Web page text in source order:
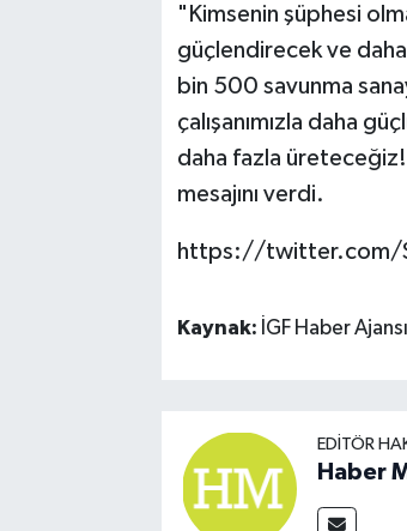
"Kimsenin şüphesi
güçlendirecek ve daha
bin 500 savunma
çalışanımızla daha
daha fazla
mesajını verdi.
https://twitter.com/
Kaynak: İGF Haber Ajansı
EDITÖR
Haber